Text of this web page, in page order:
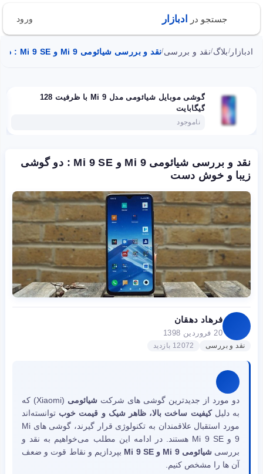
جستجو در ادبازار ورود
ادبازار /بلاگ/نقد و بررسی/نقد و بررسی شیائومی Mi 9 و Mi 9 SE : دو گوشی زیبا و خوش دست
گوشی موبایل شیائومی مدل Mi 9 با ظرفیت 128
گیگابایت
ناموجود
نقد و بررسی شیائومی Mi 9 و Mi 9 SE : دو گوشی
زیبا و خوش دست
فرهاد دهقان
20 فروردین 1398
نقد و بررسی 12072 بازدید
دو مورد از جدیدترین گوشی های شرکت شیائومی
(Xiaomi) که
به دلیلکیفیت ساخت بالا، ظاهر شیک و قیمت خوب توانسته‌اند
مورد استقبال علاقمندان به تکنولوژی قرار گیرند، گوشی های Mi
9 و Mi 9 SE هستند. در ادامه این مطلب می‌خواهیم به نقد و
بررسی شیائومی Mi 9 و Mi 9 SE
بپردازیم و نقاط قوت و ضعف
آن ها را مشخص کنیم.